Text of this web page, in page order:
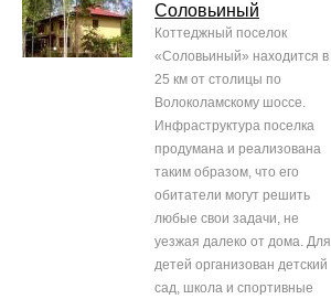
Соловьиный
Коттеджный поселок
«Соловьиный» находится в
25 км от столицы по
Волоколамскому шоссе.
Инфраструктура поселка
продумана и реализована
таким образом, что его
обитатели могут решить
любые свои задачи, не
уезжая далеко от дома. Для
детей организован детский
сад, школа и спортивные